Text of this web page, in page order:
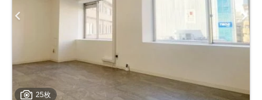
25枚